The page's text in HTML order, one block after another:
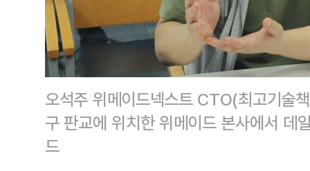
오석주 위메이드넥스트 CTO(최고기술
구 판교에 위치한 위메이드 본사에서
드